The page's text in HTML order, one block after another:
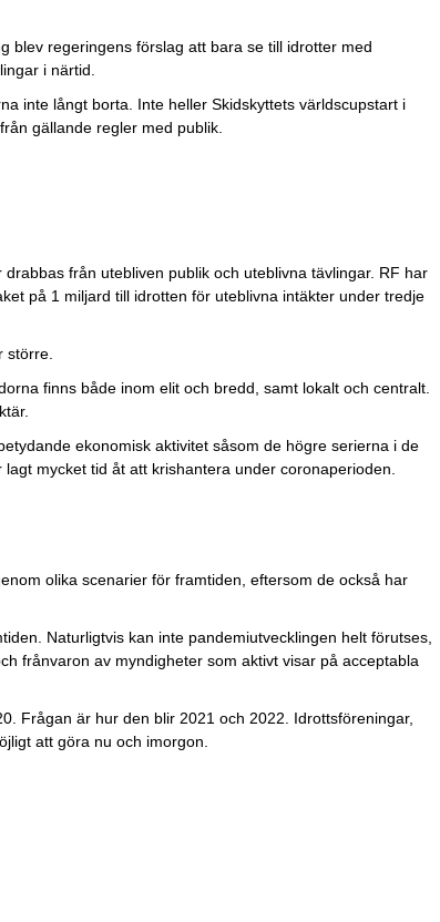
blev regeringens förslag att bara se till idrotter med
i närtid.
inte långt borta. Inte heller Skidskyttets världscupstart i
gällande regler med publik.
från utebliven publik och uteblivna tävlingar. RF har
på 1 miljard till idrotten för uteblivna intäkter under tredje
större.
finns både inom elit och bredd, samt lokalt och centralt.
ekonomisk aktivitet såsom de högre serierna i de
mycket tid åt att krishantera under coronaperioden.
olika scenarier för framtiden, eftersom de också har
Naturligtvis kan inte pandemiutvecklingen helt förutses,
frånvaron av myndigheter som aktivt visar på acceptabla
Frågan är hur den blir 2021 och 2022. Idrottsföreningar,
att göra nu och imorgon.